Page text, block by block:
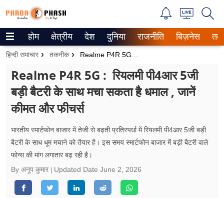
Trending on Google News
वेब स्टोरीज
उत्तर प्रदेश
गैलरी
वीडियो
रिलेशनशिप
होम क्षेत्रीय देश दुनिया राजनीति बिज़नेस
हिन्दी समाचार तकनीक
Realme P4R 5G : रियलमी पी4आर 5जी
बड़ी बैटरी के साथ मचा सकता है धमाल , जानें
कीमत और फीचर्स
भारतीय स्मार्टफोन बाजार में तेजी से बढ़ती प्रतिस्पर्धा में रियलमी पी4आर 5जी बड़ी
बैटरी के साध धूम मचाने को तैयार है। इस समय स्मार्टफोन बाजार में बड़ी बैटरी वाले
फोन्स की मांग लगातार बढ़ रही है।
By अनूप कुमार
Updated Date June 2, 2026